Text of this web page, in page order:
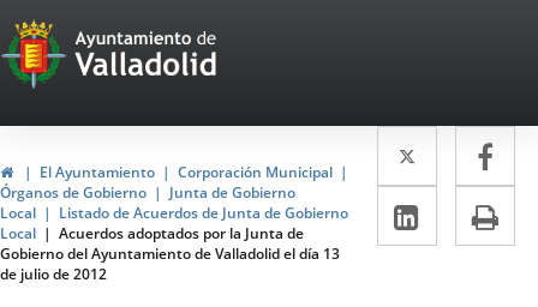
Portal
Web
del
Ayuntamiento
de
Valladolid
HomeEl Ayuntamiento
Corporación Municipal
Órganos de Gobierno
Junta de Gobierno
Local
Listado de Acuerdos de Junta de Gobierno
Local
Acuerdos adoptados por la Junta de
Gobierno del Ayuntamiento de Valladolid el día 13
de julio de 2012
Twitter
Enlace
a
una
a
Linkedin
Enlace
a